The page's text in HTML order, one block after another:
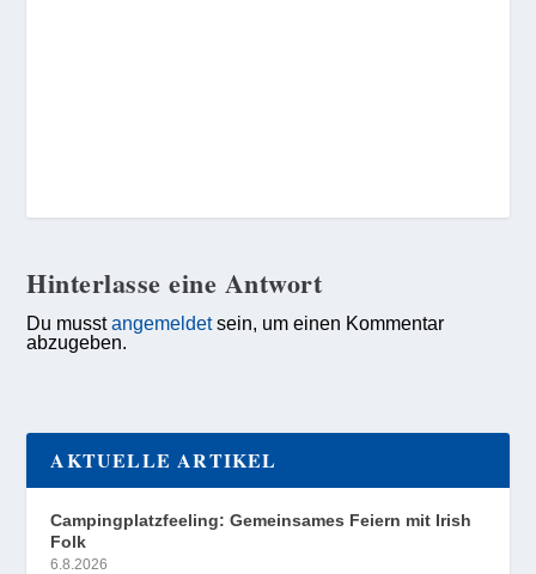
Hinterlasse eine Antwort
Du musstangemeldetsein, um einen Kommentar
abzugeben.
AKTUELLE ARTIKEL
Campingplatzfeeling: Gemeinsames Feiern mit Irish
Folk
6.8.2026